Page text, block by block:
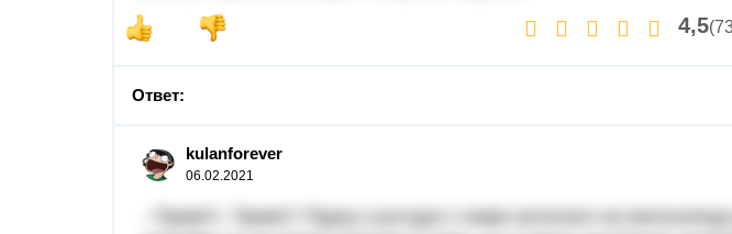
4,5
Ответ:
kulanforever
06.02.2021
- Привіт!- Привіт! Підеш сьогодні з нами кататися на